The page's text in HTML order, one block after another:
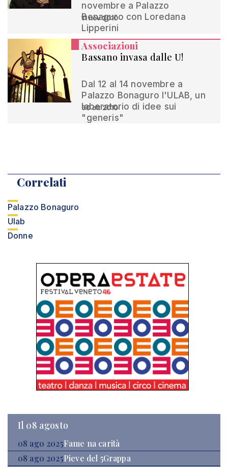
novembre a Palazzo
Bonaguro con Loredana
Lipperini
11 nov 2010
Associazioni
Bassano invasa dalle U!
Dal 12 al 14 novembre a
Palazzo Bonaguro l'ULAB, un
laboratorio di idee sui
"generis"
30 ott 2010
Correlati
Palazzo Bonaguro
Ulab
Donne
Il 08 agosto
08 ago 2025Fame na carità
08 ago 2025Pieve del 5Grappa